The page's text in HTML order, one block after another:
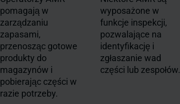
pomagają w
zarządzaniu
zapasami,
przenosząc gotowe
produkty do
magazynów i
pobierając części w
razie potrzeby.
wyposażone w
funkcje inspekcji,
pozwalające na
identyfikację i
zgłaszanie wad
części lub zespołów.